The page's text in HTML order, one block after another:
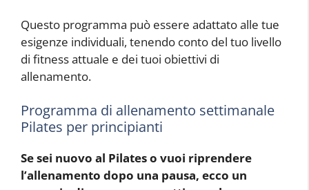
Questo programma può essere adattato alle tue
esigenze individuali, tenendo conto del tuo livello
di fitness attuale e dei tuoi obiettivi di
allenamento.
Programma di allenamento settimanale
Pilates per principianti
Se sei nuovo al Pilates o vuoi riprendere
l’allenamento dopo una pausa, ecco un